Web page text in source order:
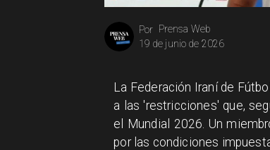
Prensa Web
Por
19 de junio de 2026
La Federación Iraní de
a las 'restricciones' que,
el Mundial 2026. Un
por las condiciones